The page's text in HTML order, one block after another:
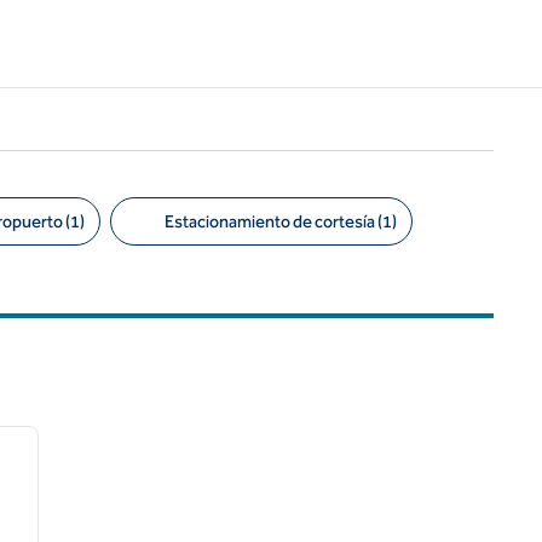
(1) Estacionamiento de cortesía (1)
siguiente imagen